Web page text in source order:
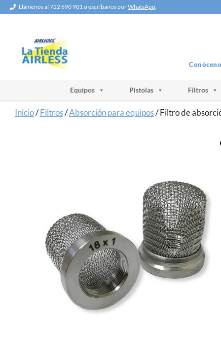
SaltarLlámenos al 722 690 901 o escríbanos porWhatsApp.
Equipos Pistolas Filtros
Inicio/Filtros/Absorción para equipos/ Filtro de